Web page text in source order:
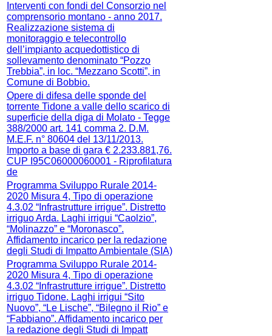
Interventi con fondi del Consorzio nel
comprensorio montano - anno 2017.
Realizzazione sistema di
monitoraggio e telecontrollo
dell’impianto acquedottistico di
sollevamento denominato “Pozzo
Trebbia”, in loc. “Mezzano Scotti”, in
Comune di Bobbio.
Opere di difesa delle sponde del
torrente Tidone a valle dello scarico di
superficie della diga di Molato - Tegge
388/2000 art. 141 comma 2. D.M.
M.E.F. n° 80604 del 13/11/2013.
Importo a base di gara € 2.233.881,76.
CUP I95C06000060001 - Riprofilatura
de
Programma Sviluppo Rurale 2014-
2020 Misura 4, Tipo di operazione
4.3.02 “Infrastrutture irrigue”. Distretto
irriguo Arda. Laghi irrigui “Caolzio”,
“Molinazzo” e “Moronasco”.
Affidamento incarico per la redazione
degli Studi di Impatto Ambientale (SIA)
Programma Sviluppo Rurale 2014-
2020 Misura 4, Tipo di operazione
4.3.02 “Infrastrutture irrigue”. Distretto
irriguo Tidone. Laghi irrigui “Sito
Nuovo”, “Le Lische”, “Bilegno il Rio” e
“Fabbiano”. Affidamento incarico per
la redazione degli Studi di Impatt